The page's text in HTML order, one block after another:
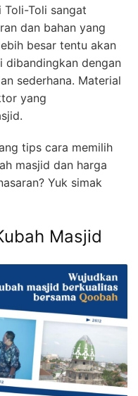
Toli-Toli sangat
dan bahan yang
besar tentu akan
dibandingkan dengan
sederhana. Material
yang
tips cara memilih
masjid dan harga
Yuk simak
Masjid